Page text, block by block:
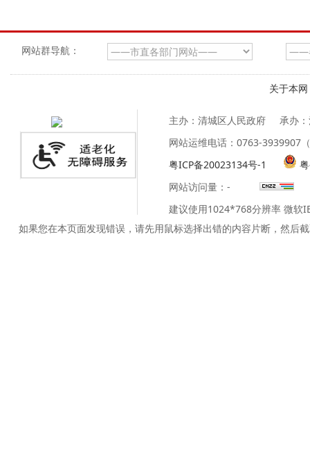
网站群导航：
关于本网
主办：清城区人民政府
承办
网站运维电话：0763-3939907
粤ICP备20023134号-1
网站访问量： -
建议使用1024*768分辨率 微软
如果您在本页面发现错误，请先用鼠标选择出错的内容片断，然后